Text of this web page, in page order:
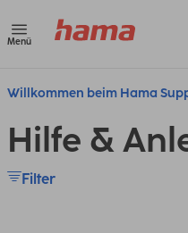
Menü
Willkommen beim Hama
Hilfe &
Filter